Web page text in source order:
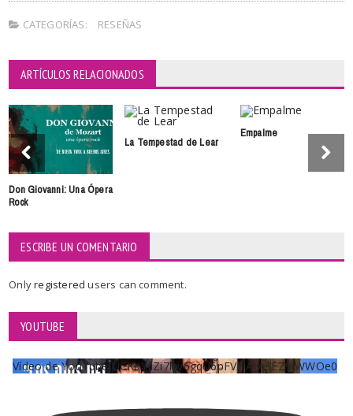
CATEGORÍAS: RESEÑAS
ARTÍCULOS RELACIONADOS
Don Giovanni: Una Ópera
Rock
La Tempestad de Lear
Empalme
ESCRIBE UN COMENTARIO
Onlyregisteredusers can comment.
YOUTUBE
Vídeo de YouTube UCKqYjiZi7lzy6gqU6pFVFiA_A3EZ9JWWOe0